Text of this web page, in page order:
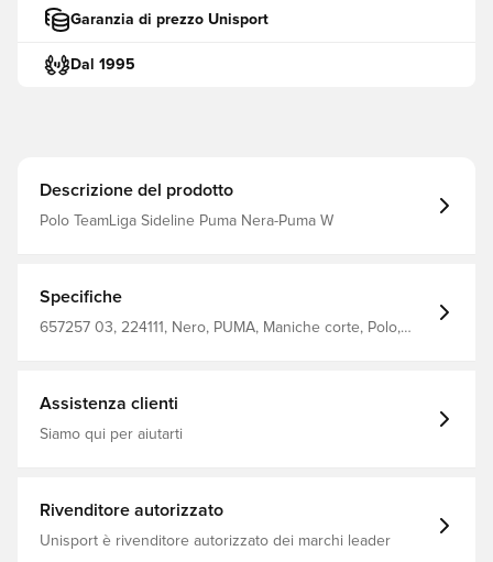
Garanzia di prezzo Unisport
Dal 1995
Descrizione del prodotto
Polo TeamLiga Sideline Puma Nera-Puma W
Specifiche
657257 03, 224111, Nero, PUMA, Maniche corte, Polo,
Assistenza clienti
Siamo qui per aiutarti
Rivenditore autorizzato
Unisport è rivenditore autorizzato dei marchi leader